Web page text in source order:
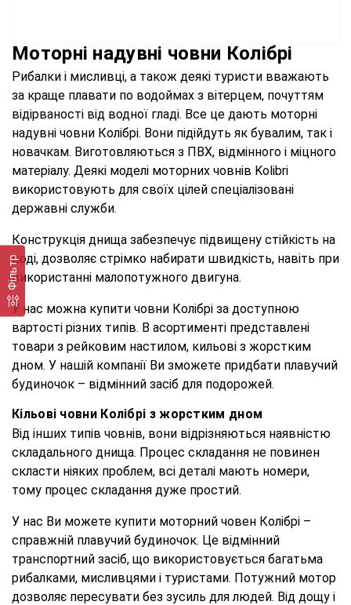
Фільтр
Моторні надувні човни Колібрі
Рибалки і мисливці, а також деякі туристи вважають
за краще плавати по водоймах з вітерцем, почуттям
відірваності від водної гладі. Все це дають моторні
надувні човни Колібрі. Вони підійдуть як бувалим, так і
новачкам. Виготовляються з ПВХ, відмінного і міцного
матеріалу. Деякі моделі моторних човнів Kolibri
використовують для своїх цілей спеціалізовані
державні служби.
Конструкція днища забезпечує підвищену стійкість на
воді, дозволяє стрімко набирати швидкість, навіть при
використанні малопотужного двигуна.
У нас можна купити човни Колібрі за доступною
вартості різних типів. В асортименті представлені
товари з рейковим настилом, кильові з жорстким
дном. У нашій компанії Ви зможете придбати плавучий
будиночок – відмінний засіб для подорожей.
Кільові човни Колібрі з жорстким дном
Від інших типів човнів, вони відрізняються наявністю
складального днища. Процес складання не повинен
скласти ніяких проблем, всі деталі мають номери,
тому процес складання дуже простий.
У нас Ви можете купити моторний човен Колібрі –
справжній плавучий будиночок. Це відмінний
транспортний засіб, що використовується багатьма
рибалками, мисливцями і туристами. Потужний мотор
дозволяє пересувати без зусиль для людей. Від дощу і